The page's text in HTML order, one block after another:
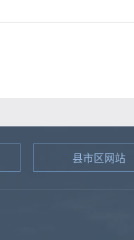
县市区网站